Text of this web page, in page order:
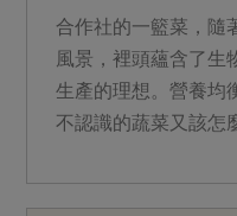
合作社的一籃菜，隨
風景，裡頭蘊含了生
生產的理想。營養均
不認識的蔬菜又該怎